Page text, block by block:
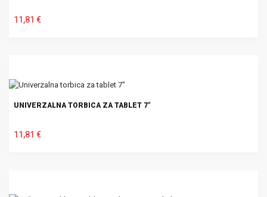
11,81 €
UNIVERZALNA TORBICA ZA TABLET 7"
11,81 €